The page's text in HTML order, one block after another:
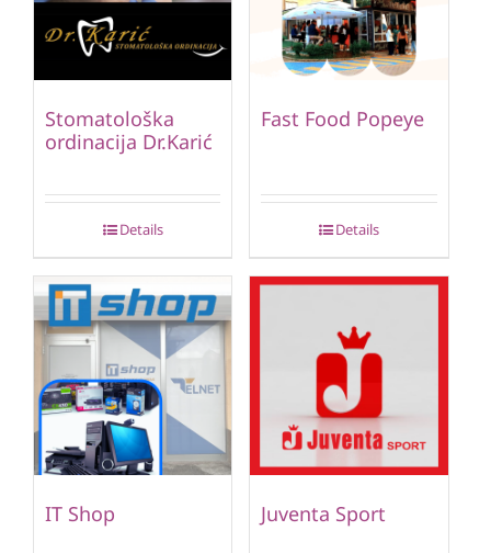
Stomatološka
ordinacija Dr.Karić
Details
Fast Food Popeye
Details
IT Shop Juventa Sport